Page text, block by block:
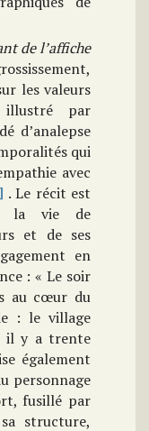
de l’affiche
les valeurs
illustré par
d’analepse
qui
avec
. Le récit est
la vie de
et de ses
en
: « Le soir
au cœur du
: le village
il y a trente
également
personnage
fusillé par
structure,